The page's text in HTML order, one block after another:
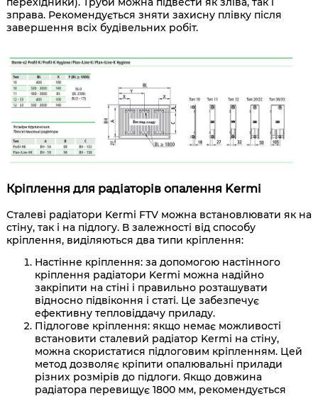
зправа. Рекомендується зняти захисну плівку після
завершення всіх будівельних робіт.
Кріплення для радіаторів опалення Kermi
Сталеві радіатори Kermi FTV можна встановлювати як на
стіну, так і на підлогу. В залежності від способу
кріплення, виділяються два типи кріплення:
Настінне кріплення: за допомогою настінного
кріплення радіатори Kermi можна надійно
закріпити на стіні і правильно розташувати
відносно підвіконня і статі. Це забезпечує
ефективну тепловіддачу приладу.
Підлогове кріплення: якщо немає можливості
встановити сталевий радіатор Kermi на стіну,
можна скористатися підлоговим кріпленням. Цей
метод дозволяє кріпити опалювальні прилади
різних розмірів до підлоги. Якщо довжина
радіатора перевищує 1800 мм, рекомендується